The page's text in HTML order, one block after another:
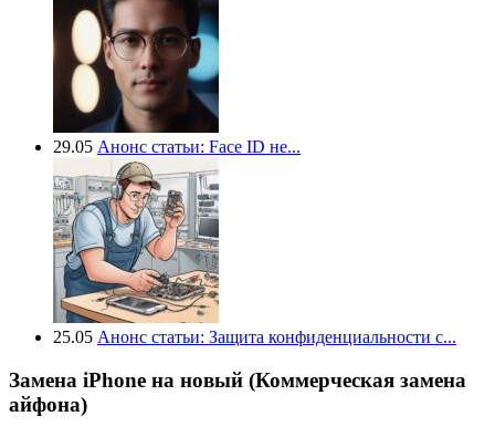
29.05 Анонс статьи: Face ID не...
25.05 Анонс статьи: Защита конфиденциальности с...
Замена iPhone на новый (Коммерческая замена
айфона)